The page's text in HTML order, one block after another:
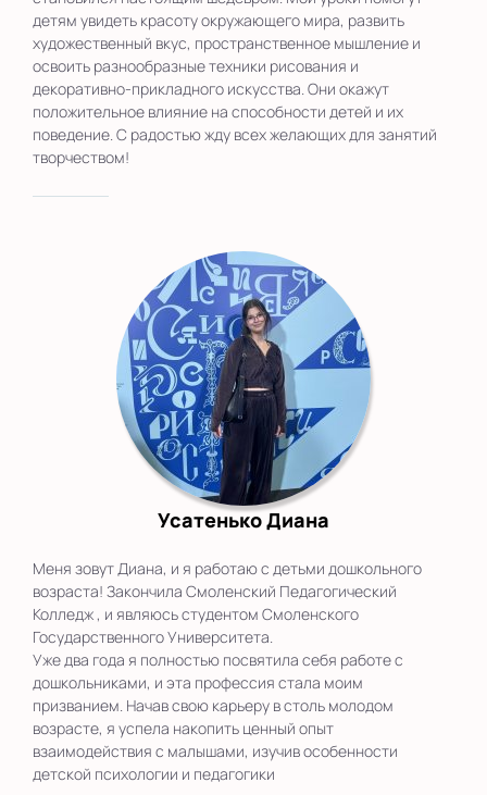
детям увидеть красоту окружающего мира, развить
художественный вкус, пространственное мышление и
освоить разнообразные техники рисования и
декоративно-прикладного искусства. Они окажут
положительное влияние на способности детей и их
поведение. С радостью жду всех желающих для занятий
творчеством!
Усатенько Диана
Меня зовут Диана, и я работаю с детьми дошкольного
возраста! Закончила Смоленский Педагогический
Колледж , и являюсь студентом Смоленского
Государственного Университета.
Уже два года я полностью посвятила себя работе с
дошкольниками, и эта профессия стала моим
призванием. Начав свою карьеру в столь молодом
возрасте, я успела накопить ценный опыт
взаимодействия с малышами, изучив особенности
детской психологии и педагогики